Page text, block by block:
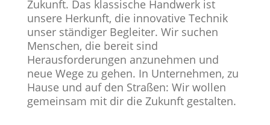
Zukunft. Das klassische Handwerk ist
unsere Herkunft, die innovative Technik
unser ständiger Begleiter. Wir suchen
Menschen, die bereit sind
Herausforderungen anzunehmen und
neue Wege zu gehen. In Unternehmen, zu
Hause und auf den Straßen: Wir wollen
gemeinsam mit dir die Zukunft gestalten.